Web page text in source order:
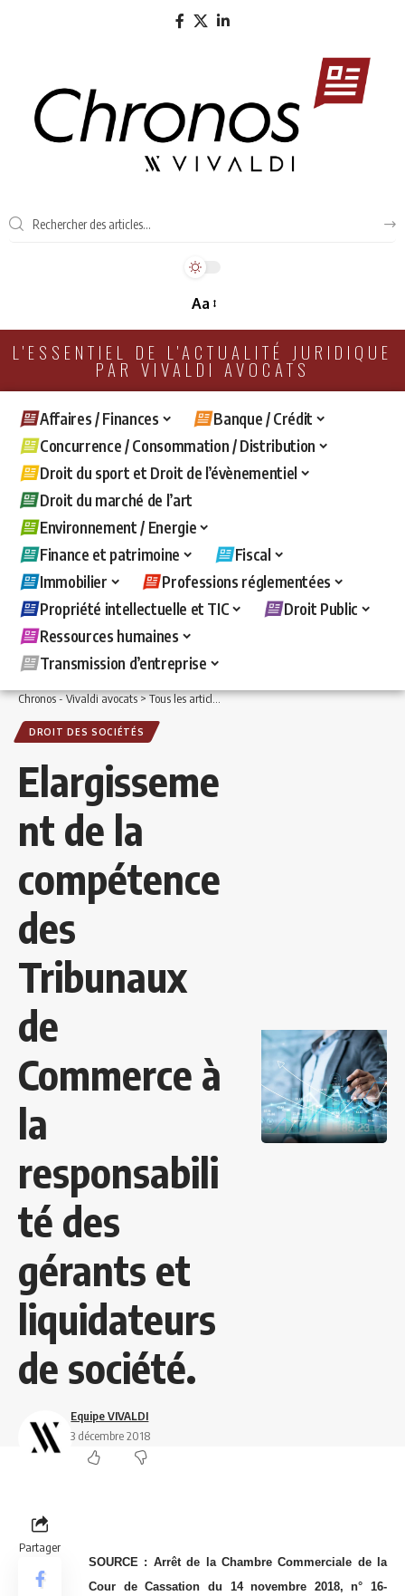
Aa
L'ESSENTIEL DE L'ACTUALITÉ JURIDIQUE
PAR VIVALDI AVOCATS
Affaires / Finances
Banque / Crédit
Concurrence / Consommation / Distribution
Droit du sport et Droit de l’évènementiel
Droit du marché de l’art
Environnement / Energie
Finance et patrimoine
Fiscal
Immobilier
Professions réglementées
Propriété intellectuelle et TIC
Droit Public
Ressources humaines
Transmission d’entreprise
Chronos - Vivaldi avocats>Tous les articles >Affaires / Finances>Droit des
DROIT DES SOCIÉTÉS
Elargisseme
nt de la
compétence
des
Tribunaux
de
Commerce à
la
responsabili
té des
gérants et
liquidateurs
de société.
Equipe VIVALDI
3 décembre 2018
Partager
SOURCE : Arrêt de la Chambre Commerciale de la
Cour de Cassation du 14 novembre 2018, n° 16-